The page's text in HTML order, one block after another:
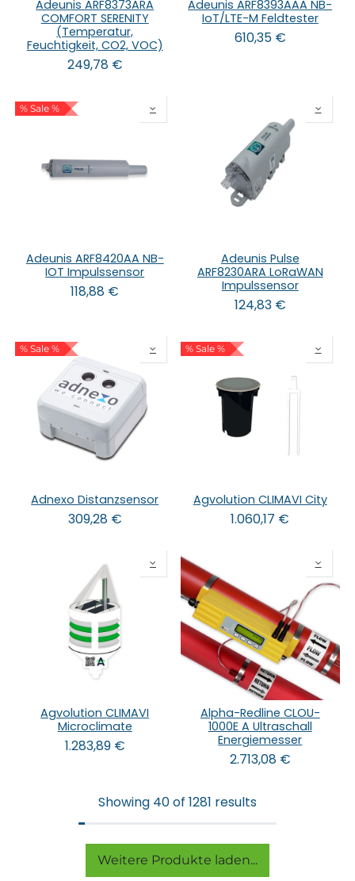
Adeunis ARF8373ARA
COMFORT SERENITY
(Temperatur,
Feuchtigkeit, CO2, VOC)
249,78€
Adeunis ARF8393AAA NB-
IoT/LTE-M Feldtester
610,35€
% Sale %
Adeunis ARF8420AA NB-
IOT Impulssensor
118,88 €
Adeunis Pulse
ARF8230ARA LoRaWAN
Impulssensor
124,83€
% Sale %
Adnexo Distanzsensor
309,28€
% Sale %
Agvolution CLIMAVI City
1.060,17 €
Agvolution CLIMAVI
Microclimate
1.283,89€
Alpha-Redline CLOU-
1000E A Ultraschall
Energiemesser
2.713,08€
Showing 40 of 1281 results
Weitere Produkte laden...